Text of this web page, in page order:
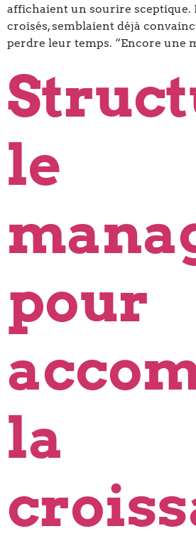
affichaient un sourire sceptique.
croisés, semblaient déjà
perdre leur temps. “Encore une
le
pour
la